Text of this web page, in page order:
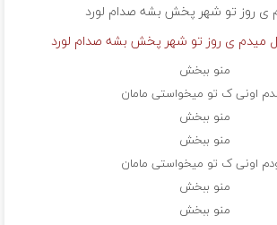
ی روز تو شهر پخش بشه صدام لورد
میدم ی روز تو شهر پخش بشه صدام لورد
منو ببخش
اونی ک تو میخواستی مامان
منو ببخش
منو ببخش
اونی ک تو میخواستی مامان
منو ببخش
منو ببخش